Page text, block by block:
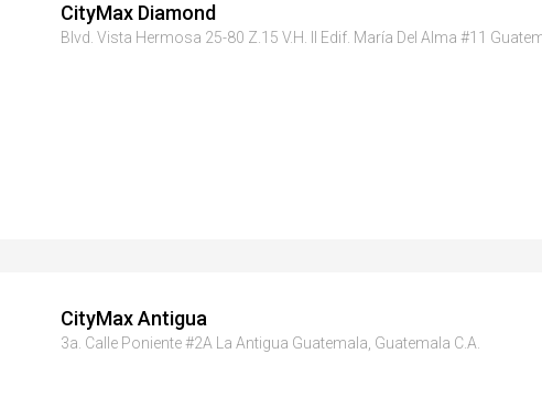
CityMax Diamond
Blvd. Vista Hermosa 25-80 Z.15 V.H. II Edif. María Del Alma #11
CityMax Antigua
3a. Calle Poniente #2A La Antigua Guatemala, Guatemala C.A.